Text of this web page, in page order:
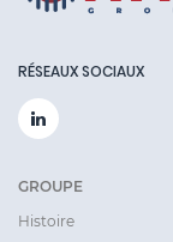
RÉSEAUX SOCIAUX
GROUPE
Histoire